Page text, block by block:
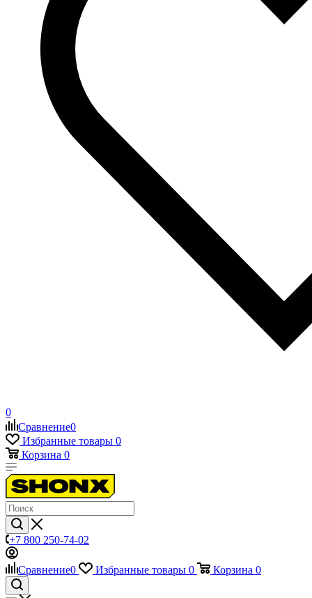
0
Сравнение0
Избранные товары 0
Корзина 0
+7 800 250-74-02
Сравнение0 Избранные товары 0 Корзина 0